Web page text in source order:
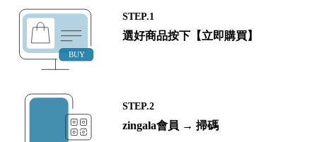
STEP.1
選好商品按下【立即購買】
STEP.2
zingala會員 → 掃碼